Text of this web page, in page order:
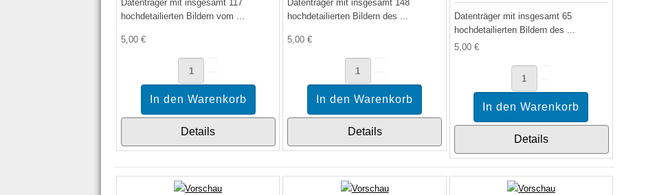
Datenträger mit insgesamt 117
hochdetailierten Bildern vom ...
5,00 €
Details
Datenträger mit insgesamt 148
hochdetailierten Bildern des ...
5,00 €
Details
Datenträger mit insgesamt 65
hochdetailierten Bildern des ...
5,00 €
Details